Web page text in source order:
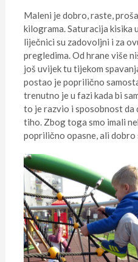
Maleni je dobro, raste,
kilograma. Saturacija kisika
liječnici su zadovoljni i za
pregledima. Od hrane više
još uvijek tu tijekom
postao je poprilično
trenutno je u fazi kada bi
to je razvio i sposobnost da
tiho. Zbog toga smo imali
poprilično opasne, ali dobro